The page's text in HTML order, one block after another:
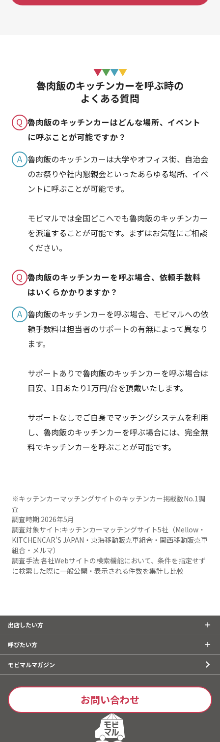
魯肉飯のキッチンカーを呼ぶ時の
よくある質問
Q 魯肉飯のキッチンカーはどんな場所、イベント
に呼ぶことが可能ですか？
A 魯肉飯のキッチンカーは大学やオフィス街、自治会
のお祭りや社内懇親会といったあらゆる場所、イベ
ントに呼ぶことが可能です。
モビマルでは全国どこへでも魯肉飯のキッチンカー
を派遣することが可能です。まずはお気軽にご相談
ください。
Q 魯肉飯のキッチンカーを呼ぶ場合、依頼手数料
はいくらかかりますか？
A 魯肉飯のキッチンカーを呼ぶ場合、モビマルへの依
頼手数料は担当者のサポートの有無によって異なり
ます。
サポートありで魯肉飯のキッチンカーを呼ぶ場合は
目安、1日あたり1万円/台を頂戴いたします。
サポートなしでご自身でマッチングシステムを利用
し、魯肉飯のキッチンカーを呼ぶ場合には、完全無
料でキッチンカーを呼ぶことが可能です。
※キッチンカーマッチングサイトのキッチンカー掲載数No.1調
査
調査時期:2026年5月
調査対象サイト:キッチンカーマッチングサイト5社（Mellow・
KITCHENCAR'S JAPAN・東海移動販売車組合・関西移動販売車
組合・メルマ）
調査手法:各社Webサイトの検索機能において、条件を指定せず
に検索した際に一般公開・表示される件数を集計し比較
出店したい方
呼びたい方
モビマルマガジン
お問い合わせ